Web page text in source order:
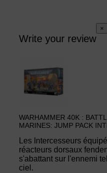
Write your review
×
WARHAMMER 40K :
MARINES: JUMP PACK
Les Intercesseurs
réacteurs dorsaux
s'abattant sur l'ennemi
ciel.